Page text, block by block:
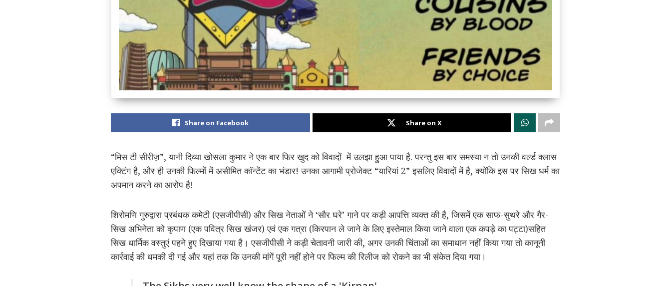
Share on Facebook Share on X
“मिस टी सीरीज़”, यानी दिव्या खोसला कुमार ने एक बार फिर खुद को विवादों में उलझा हुआ पाया है. परन्तु इस बार समस्या न तो उनकी वर्ल्ड क्लास
एक्टिंग है, और ही उनकी फिल्मों में असीमित कॉन्टेंट का भंडार! उनका आगामी प्रोजेक्ट “यारियां 2” इसलिए विवादों में है, क्योंकि इस पर सिख धर्म का
अपमान करने का आरोप है!
शिरोमणि गुरुद्वारा प्रबंधक कमेटी (एसजीपीसी) और सिख नेताओं ने ‘सौर घरे’ गाने पर कड़ी आपत्ति व्यक्त की है, जिसमें एक साफ-सुथरे और गैर-
सिख अभिनेता को कृपाण (एक पवित्र सिख खंजर) एवं एक गत्रा (किरपान ले जाने के लिए इस्तेमाल किया जाने वाला एक कपड़े का पट्टा)सहित
सिख धार्मिक वस्तुएं पहने हुए दिखाया गया है। एसजीपीसी ने कड़ी चेतावनी जारी की, अगर उनकी चिंताओं का समाधान नहीं किया गया तो कानूनी
कार्रवाई की धमकी दी गई और यहां तक कि उनकी मांगें पूरी नहीं होने पर फिल्म की रिलीज को रोकने का भी संकेत दिया गया।